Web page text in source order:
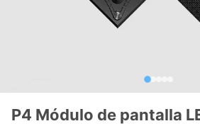
P4 Módulo de pantalla